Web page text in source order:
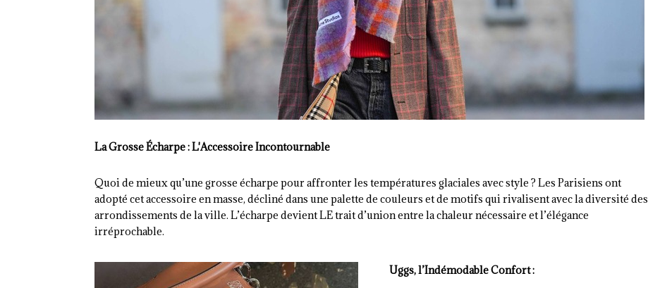
La Grosse Écharpe : L'Accessoire Incontournable
Quoi de mieux qu’une grosse écharpe pour affronter les températures glaciales avec style ? Les Parisiens ont
adopté cet accessoire en masse, décliné dans une palette de couleurs et de motifs qui rivalisent avec la diversité des
arrondissements de la ville. L’écharpe devient LE trait d’union entre la chaleur nécessaire et l’élégance
irréprochable.
Uggs, l’Indémodable Confort :